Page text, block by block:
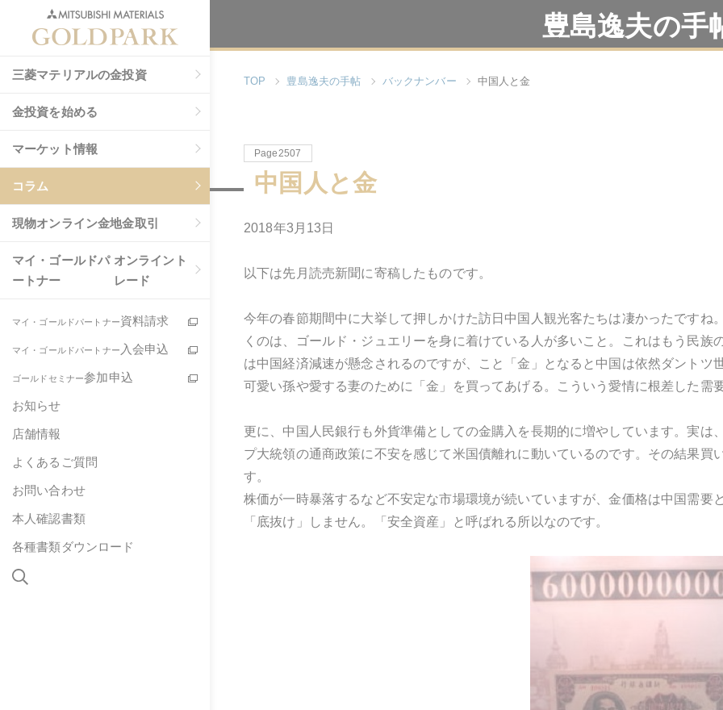
三菱マテリアルの金投資
金投資を始める
マーケット情報
コラム
現物オンライン金地金取引
マイ・ゴールドパ
ートナー
オンライント
レード
マイ・ゴールドパートナー資料請求
マイ・ゴールドパートナー 入会申込
ゴールドセミナー参加申込
お知らせ
店舗情報
よくあるご質問
お問い合わせ
本人確認書類
各種書類ダウンロード
豊島逸夫の手
TOP 豊島逸夫の手帖 バックナンバー 中国人と金
Page2507
中国人と金
2018年3月13日
以下は先月読売新聞に寄稿したものです。
今年の春節期間中に大挙して押しかけた訪日中国人観光客たちは凄かったですね
くのは、ゴールド・ジュエリーを身に着けている人が多いこと。これはもう民
は中国経済減速が懸念されるのですが、こと「金」となると中国は依然ダント
可愛い孫や愛する妻のために「金」を買ってあげる。こういう愛情に根差した需
更に、中国人民銀行も外貨準備としての金購入を長期的に増やしています。実
プ大統領の通商政策に不安を感じて米国債離れに動いているのです。その結果買
す。
株価が一時暴落するなど不安定な市場環境が続いていますが、金価格は中国需要
「底抜け」しません。「安全資産」と呼ばれる所以なのです。